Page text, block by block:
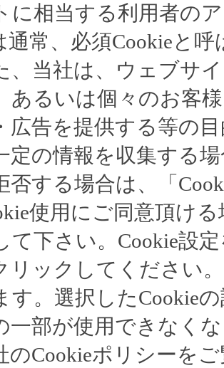
に相当する利用者の
通常、必須Cookieと
、当社は、ウェブサ
あるいは個々のお客
広告を提供する等の
定の情報を収集する
否する場合は、「
使用にご同意頂け
て下さい。Cookie設
リックしてください
す。選択したCookie
一部が使用できなく
のCookieポリシーを